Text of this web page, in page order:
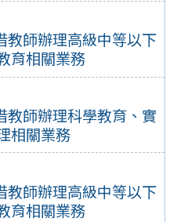
教師辦理高級中等以下
育相關業務
教師辦理科學教育、實
相關業務
教師辦理高級中等以下
育相關業務